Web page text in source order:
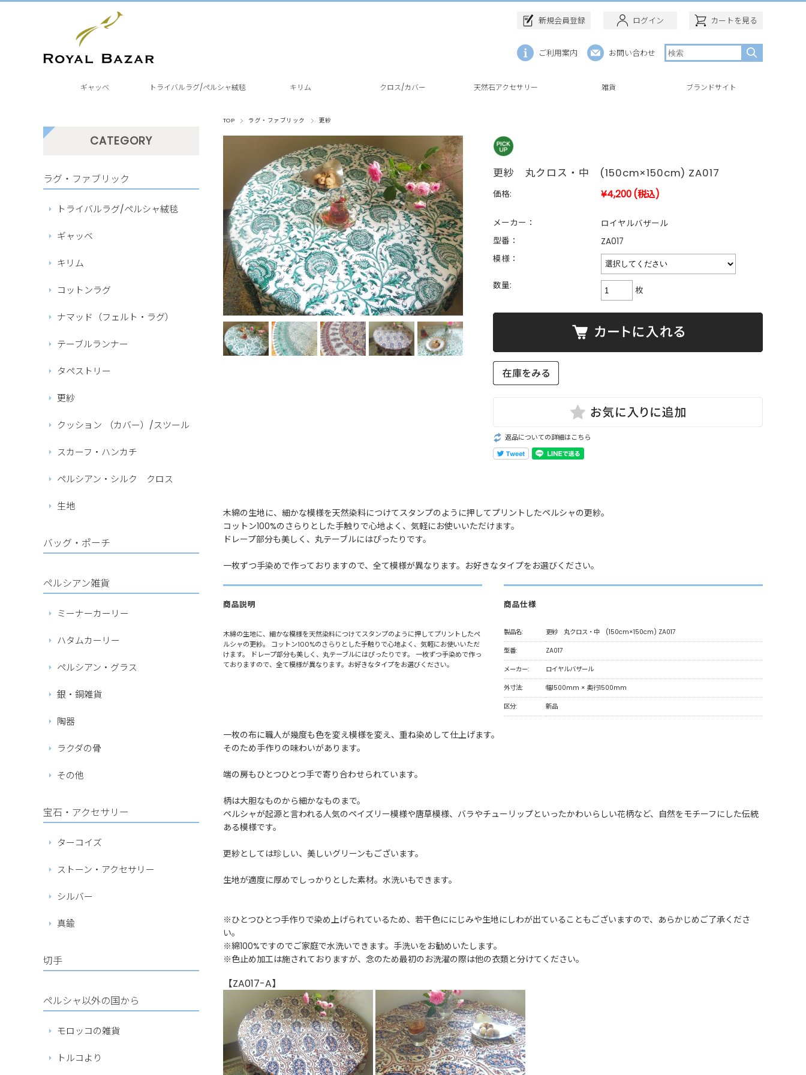
新規会員登録 ログイン カートを見る
ご利用案内 お問い合わせ
ギャッベ トライバルラグ/ペルシャ絨毯 キリム クロス/カバー 天然石アクセサリー 雑貨 ブランドサイト
TOP ラグ・ファブリック 更紗
更紗 丸クロス・中 (150cm×150cm) ZA017
価格: ¥4,200(税込)
メーカー：
ロイヤルバザール
型番：
ZA017
模様：
数量: 枚
返品についての詳細はこちら
木綿の生地に、細かな模様を天然染料につけてスタンプのように押してプリントしたペルシャの更紗。
コットン100%のさらりとした手触りで心地よく、気軽にお使いいただけます。
ドレープ部分も美しく、丸テーブルにはぴったりです。
一枚ずつ手染めで作っておりますので、全て模様が異なります。お好きなタイプをお選びください。
商品説明
木綿の生地に、細かな模様を天然染料につけてスタンプのように押してプリントしたペ
ルシャの更紗。 コットン100%のさらりとした手触りで心地よく、気軽にお使いいただ
けます。 ドレープ部分も美しく、丸テーブルにはぴったりです。 一枚ずつ手染めで作っ
ておりますので、全て模様が異なります。お好きなタイプをお選びください。
商品仕様
製品名: 更紗 丸クロス・中 (150cm×150cm) ZA017
型番: ZA017
メーカー: ロイヤルバザール
外寸法: 幅1500mm × 奥行1500mm
区分: 新品
一枚の布に職人が幾度も色を変え模様を変え、重ね染めして仕上げます。
そのため手作りの味わいがあります。
端の房もひとつひとつ手で寄り合わせられています。
柄は大胆なものから細かなものまで。
ペルシャが起源と言われる人気のペイズリー模様や唐草模様、バラやチューリップといったかわいらしい花柄など、自然をモチーフにした伝統
ある模様です。
更紗としては珍しい、美しいグリーンもございます。
生地が適度に厚めでしっかりとした素材。水洗いもできます。
※ひとつひとつ手作りで染め上げられているため、若干色ににじみや生地にしわが出ていることもございますので、あらかじめご了承くださ
い。
※綿100%ですのでご家庭で水洗いできます。手洗いをお勧めいたします。
※色止め加工は施されておりますが、念のため最初のお洗濯の際は他の衣類と分けてください。
【ZA017-A】
CATEGORY
ラグ・ファブリック
トライバルラグ/ペルシャ絨毯
ギャッベ
キリム
コットンラグ
ナマッド（フェルト・ラグ）
テーブルランナー
タペストリー
更紗
クッション （カバー）/スツール
スカーフ・ハンカチ
ペルシアン・シルク クロス
生地
バッグ・ポーチ
ペルシアン雑貨
ミーナーカーリー
ハタムカーリー
ペルシアン・グラス
銀・銅雑貨
陶器
ラクダの骨
その他
宝石・アクセサリー
ターコイズ
ストーン・アクセサリー
シルバー
真鍮
切手
ペルシャ以外の国から
モロッコの雑貨
トルコより